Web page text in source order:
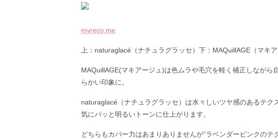
myreco.me
上：naturaglacé（ナチュラグラッセ）下：MAQuillAGE（マキア
MAQuillAGE(マキアージュ)は色ムラや毛穴を軽く補正しながら
らかい印象に。
naturaglacé（ナチュラグラッセ）は水々しいツヤ感のあるテク
気にパッと明るいトーンに仕上がります。
どちらもカバー力はあまりありませんが”ラベンダーピンクの